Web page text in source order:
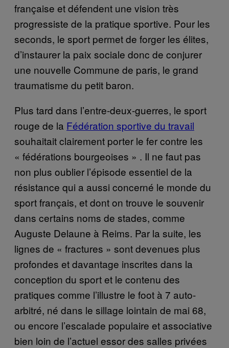
française et défendent une vision très
progressiste de la pratique sportive. Pour les
seconds, le sport permet de forger les élites,
d’instaurer la paix sociale donc de conjurer
une nouvelle Commune de paris, le grand
traumatisme du petit baron.
Plus tard dans l’entre-deux-guerres, le sport
rouge de la Fédération sportive du travail
souhaitait clairement porter le fer contre les
« fédérations bourgeoises » . Il ne faut pas
non plus oublier l’épisode essentiel de la
résistance qui a aussi concerné le monde du
sport français, et dont on trouve le souvenir
dans certains noms de stades, comme
Auguste Delaune à Reims. Par la suite, les
lignes de « fractures » sont devenues plus
profondes et davantage inscrites dans la
conception du sport et le contenu des
pratiques comme l’illustre le foot à 7 auto-
arbitré, né dans le sillage lointain de mai 68,
ou encore l’escalade populaire et associative
bien loin de l’actuel essor des salles privées